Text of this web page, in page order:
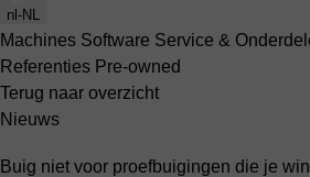
nl-NL
Machines Software Service &
Referenties Pre-owned
Terug naar overzicht
Nieuws
Buig niet voor proefbuigingen die je